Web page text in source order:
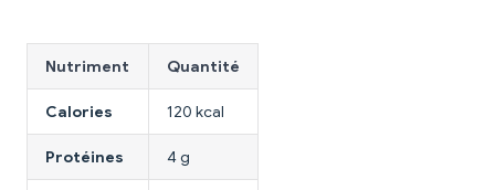
Nutriment Quantité
Calories 120 kcal
Protéines 4 g